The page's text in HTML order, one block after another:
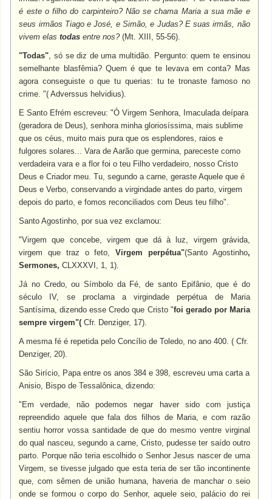
é este o filho do carpinteiro? Não se chama Maria a sua mãe e
seus irmãos Tiago e José, e Simão, e Judas? E suas irmãs, não
vivem elastodas entre nos?(Mt. XIII, 55-56).
"Todas" , só se diz de uma multidão. Pergunto: quem te ensinou
semelhante blasfêmia? Quem é que te levava em conta? Mas
agora conseguiste o que tu querias: tu te tronaste famoso no
crime. "( Adverssus helvidius).
E Santo Efrém escreveu: "Ó Virgem Senhora, Imaculada deípara
(geradora de Deus), senhora minha gloriosíssima, mais sublime
que os céus, muito mais pura que os esplendores, raios e
fulgores solares... Vara de Aarão que germina, pareceste como
verdadeira vara e a flor foi o teu Filho verdadeiro, nosso Cristo
Deus e Criador meu. Tu, segundo a carne, geraste Aquele que é
Deus e Verbo, conservando a virgindade antes do parto, virgem
depois do parto, e fomos reconciliados com Deus teu filho".
Santo Agostinho, por sua vez exclamou:
"Virgem que concebe, virgem que dá à luz, virgem grávida,
virgem que traz o feto,Virgem perpétua"(Santo Agostinho,
Sermones, CLXXXVI, 1, 1).
Já no Credo, ou Símbolo da Fé, de santo Epifânio, que é do
século IV, se proclama a virgindade perpétua de Maria
Santísima, dizendo esse Credo que Cristo "foi gerado por Maria
sempre virgem"(Cfr. Denziger, 17).
A mesma fé é repetida pelo Concílio de Toledo, no ano 400. ( Cfr.
Denziger, 20).
São Sirício, Papa entre os anos 384 e 398, escreveu uma carta a
Anisio, Bispo de Tessalônica, dizendo:
"Em verdade, não podemos negar haver sido com justiça
repreendido aquele que fala dos filhos de Maria, e com razão
sentiu horror vossa santidade de que do mesmo ventre virginal
do qual nasceu, segundo a carne, Cristo, pudesse ter saído outro
parto. Porque não teria escolhido o Senhor Jesus nascer de uma
Virgem, se tivesse julgado que esta teria de ser tão incontinente
que, com sêmen de união humana, haveria de manchar o seio
onde se formou o corpo do Senhor, aquele seio, palácio do rei